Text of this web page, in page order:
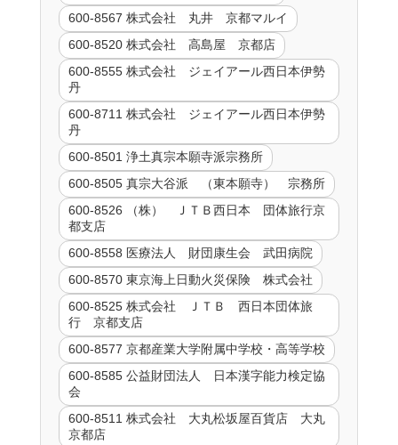
600-8567 株式会社 丸井 京都マルイ
600-8520 株式会社 高島屋 京都店
600-8555 株式会社 ジェイアール西日本伊勢
丹
600-8711 株式会社 ジェイアール西日本伊勢
丹
600-8501 浄土真宗本願寺派宗務所
600-8505 真宗大谷派 （東本願寺） 宗務所
600-8526 （株） ＪＴＢ西日本 団体旅行京
都支店
600-8558 医療法人 財団康生会 武田病院
600-8570 東京海上日動火災保険 株式会社
600-8525 株式会社 ＪＴＢ 西日本団体旅
行 京都支店
600-8577 京都産業大学附属中学校・高等学校
600-8585 公益財団法人 日本漢字能力検定協
会
600-8511 株式会社 大丸松坂屋百貨店 大丸
京都店